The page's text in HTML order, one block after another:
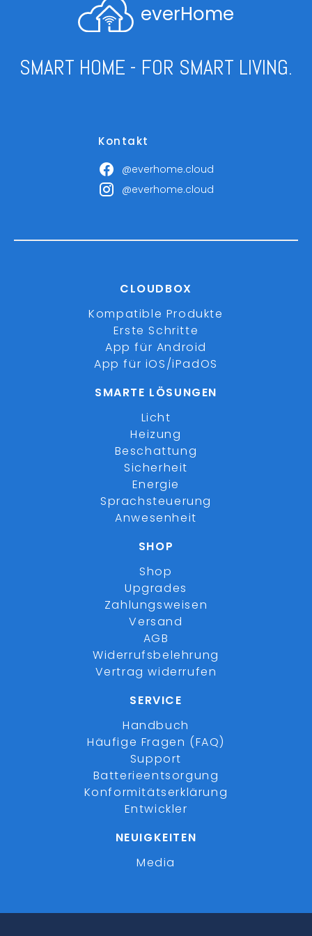
everHome
SMART HOME - FOR SMART LIVING.
Kontakt
@everhome.cloud
@everhome.cloud
CLOUDBOX
Kompatible Produkte
Erste Schritte
App für Android
App für iOS/iPadOS
SMARTE LÖSUNGEN
Licht
Heizung
Beschattung
Sicherheit
Energie
Sprachsteuerung
Anwesenheit
SHOP
Shop
Upgrades
Zahlungsweisen
Versand
AGB
Widerrufsbelehrung
Vertrag widerrufen
SERVICE
Handbuch
Häufige Fragen (FAQ)
Support
Batterieentsorgung
Konformitätserklärung
Entwickler
NEUIGKEITEN
Media